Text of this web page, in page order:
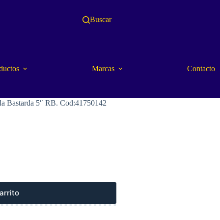
Buscar
Marcas Contacto
Bastarda 5″ RB. Cod:41750142